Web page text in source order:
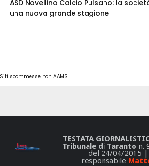
ASD Novellino Calcio Pulsano: la
una nuova grande stagione
Siti scommesse non AAMS
TESTATA
Tribunale di Taranto n.
del 24/04/2015
responsabile